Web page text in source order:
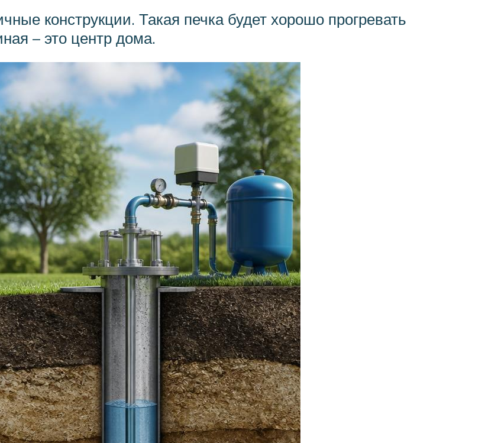
конструкции. Такая печка будет хорошо прогревать
– это центр дома.